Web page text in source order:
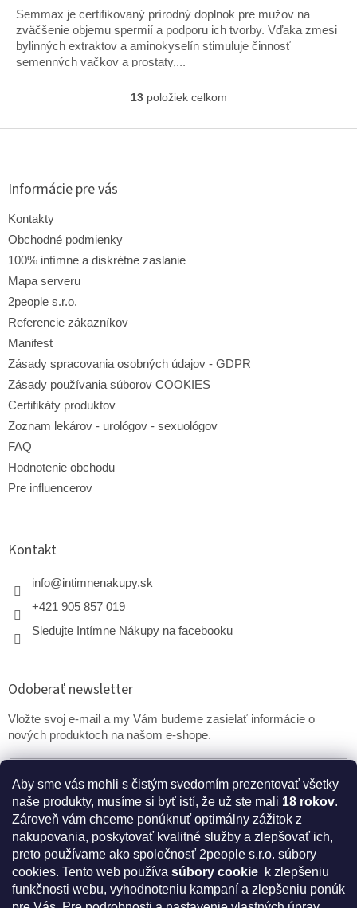
Aby sme vás mohli s čistým svedomím prezentovať všetky
naše produkty, musíme si byť istí, že už ste mali 18 rokov.
Zároveň vám chceme ponúknuť optimálny zážitok z
nakupovania, poskytovať kvalitné služby a zlepšovať ich,
preto používame ako spoločnosť 2people s.r.o. súbory
cookies. Tento web používa súbory cookie k zlepšeniu
funkčnosti webu, vyhodnoteniu kampaní a zlepšeniu ponúk
z
hviezdičiek.
Semmax je certifikovaný prírodný doplnok pre mužov na
zväčšenie objemu spermií a podporu ich tvorby. Vďaka zmesi
bylinných extraktov a aminokyselín stimuluje činnosť
semenných vačkov a prostaty,...
O
l
r
v
i
s
u
13položiek celkom
Z
Informácie pre vás
Kontakty
Obchodné podmienky
100% intímne a diskrétne zaslanie
Mapa serveru
2people s.r.o.
Referencie zákazníkov
Manifest
Zásady spracovania osobných údajov - GDPR
Zásady používania súborov COOKIES
Certifikáty produktov
Zoznam lekárov - urológov - sexuológov
FAQ
Hodnotenie obchodu
Pre influencerov
Kontakt
info@intimnenakupy.sk
+421 905 857 019
Sledujte Intímne Nákupy na facebooku
Odoberať newsletter
Vložte svoj e-mail a my Vám budeme zasielať informácie o
nových produktoch na našom e-shope.
PRIHLÁSIŤ SA
* Disclaimer: Bezpečnostné prehlásenie k výživovým
doplnkom a kozmetike